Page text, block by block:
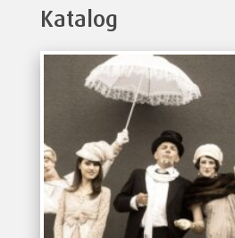
Katalog